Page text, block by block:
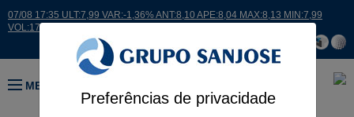
Preferências de privacidade
07/08 17:35 ULT:7,99 VAR:-1,36% ANT:8,10 APE:8,04 MAX:8,13 MIN:7,99
VOL:17664
MENU